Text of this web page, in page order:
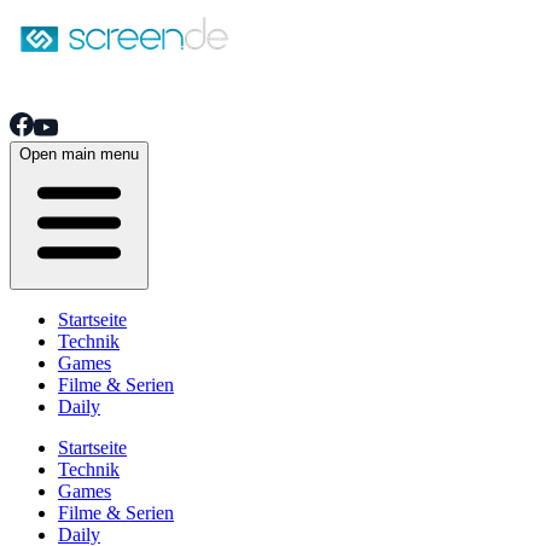
Open main menu
Startseite
Technik
Games
Filme & Serien
Daily
Startseite
Technik
Games
Filme & Serien
Daily